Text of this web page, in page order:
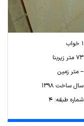
1 خواب
73 متر زیربنا
-- متر زمین
سال ساخت 1398
شماره طبقه: 4